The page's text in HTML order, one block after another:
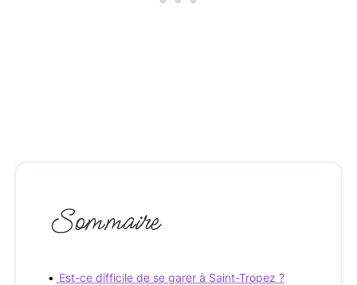
Sommaire
Est-ce difficile de se garer à Saint-Tropez ?